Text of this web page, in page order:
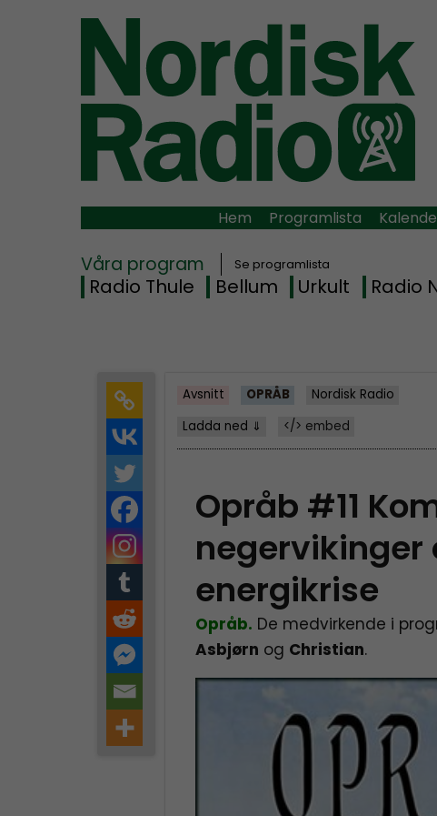
Hem Programlista
Våra program Se programlista
Radio Thule Bellum Urkult Radio
Avsnitt OPRÅB Nordisk Radio
Ladda ned ⇓
</> embed
Opråb #11
negervikinger
energikrise
Opråb. De medvirkende i
Asbjørn og Christian.